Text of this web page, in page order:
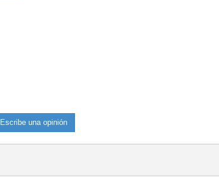
Escribe una opinión